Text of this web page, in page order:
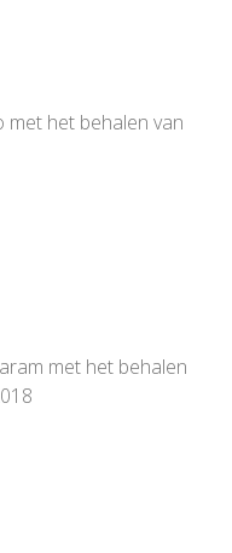
met het behalen van
met het behalen